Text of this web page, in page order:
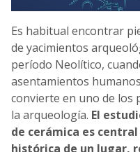
Es habitual encontrar
de yacimientos
período Neolítico,
asentamientos
convierte en uno de los
la arqueología. El
de cerámica es
histórica de un lugar,